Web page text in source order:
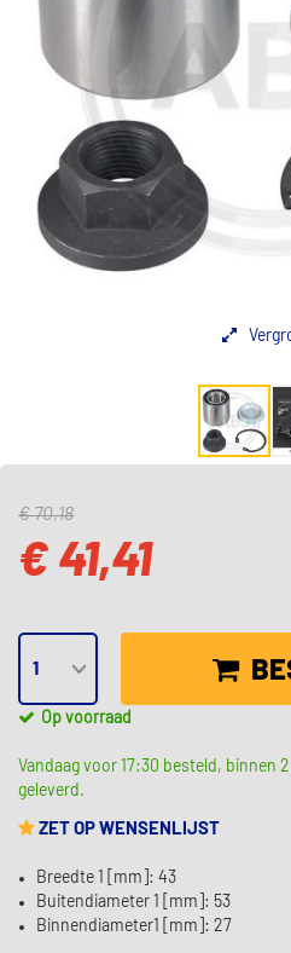
€ 70,18
€ 41,41
Op voorraad
Vandaag voor 17:30 besteld, binnen
geleverd.
ZET OP WENSENLIJST
Breedte 1 [mm]: 43
Buitendiameter 1 [mm]: 53
Binnendiameter1 [mm]: 27